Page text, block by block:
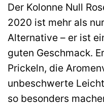
Der Kolonne Null
2020 ist mehr als
Alternative – er ist
guten Geschmack.
Prickeln, die
unbeschwerte
so besonders